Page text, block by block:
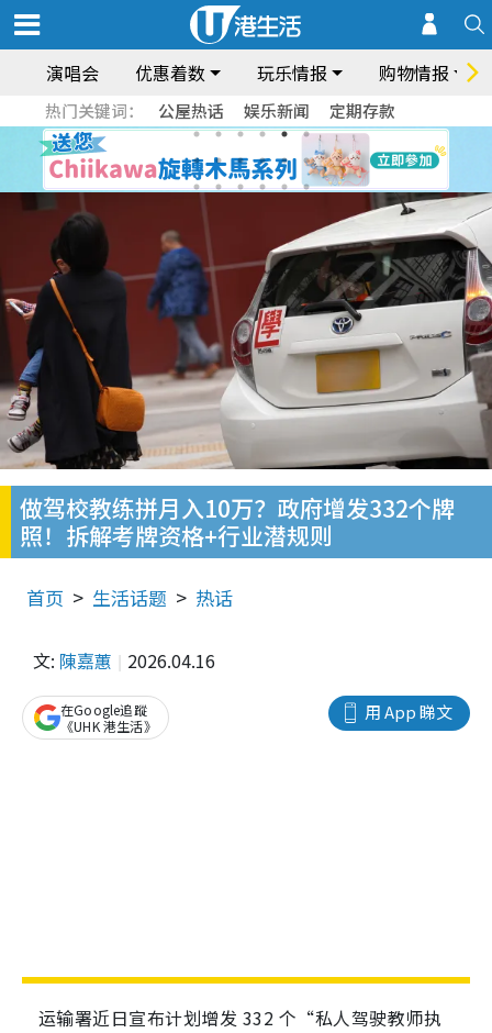
演唱会 优惠着数 玩乐情报 购物情报
热门关键词： 公屋热话 娱乐新闻 定期存款
做驾校教练拼月入10万？政府增发332个牌
照！拆解考牌资格+行业潜规则
首页 生活话题 热话
文: 陳嘉蕙 2026.04.16
用 App 睇文
在Google追蹤
《UHK 港生活》
运输署近日宣布计划增发 332 个“私人驾驶教师执